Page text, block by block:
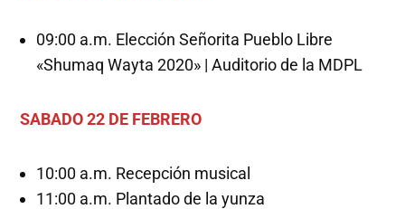
09:00 a.m. Elección Señorita Pueblo Libre
«Shumaq Wayta 2020» | Auditorio de la MDPL
SABADO 22 DE FEBRERO
10:00 a.m. Recepción musical
11:00 a.m. Plantado de la yunza